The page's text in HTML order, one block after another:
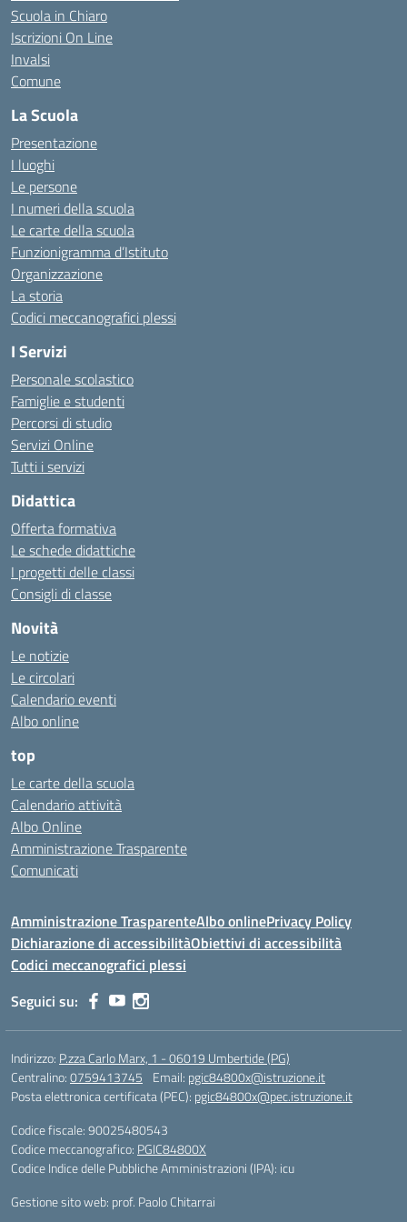
Scuola in Chiaro
Iscrizioni On Line
Invalsi
Comune
La Scuola
Presentazione
I luoghi
Le persone
I numeri della scuola
Le carte della scuola
Funzionigramma d’Istituto
Organizzazione
La storia
Codici meccanografici plessi
I Servizi
Personale scolastico
Famiglie e studenti
Percorsi di studio
Servizi Online
Tutti i servizi
Didattica
Offerta formativa
Le schede didattiche
I progetti delle classi
Consigli di classe
Novità
Le notizie
Le circolari
Calendario eventi
Albo online
top
Le carte della scuola
Calendario attività
Albo Online
Amministrazione Trasparente
Comunicati
Amministrazione TrasparenteAlbo onlinePrivacy Policy
Dichiarazione di accessibilitàObiettivi di accessibilità
Codici meccanografici plessi
Seguici su:
Indirizzo: P.zza Carlo Marx, 1 - 06019 Umbertide (PG)
Centralino:0759413745 Email: pgic84800x@istruzione.it
Posta elettronica certificata (PEC): pgic84800x@pec.istruzione.it
Codice fiscale: 90025480543
Codice meccanografico: PGIC84800X
Codice Indice delle Pubbliche Amministrazioni (IPA): icu
Gestione sito web: prof. Paolo Chitarrai